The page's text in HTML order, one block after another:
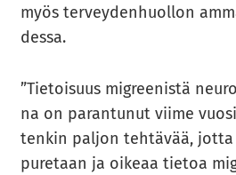
myös ter­vey­den­huol­lon
des­sa.
”Tie­toi­suus migree­nis­tä
na on pa­ran­tu­nut viime
ten­kin pal­jon teh­tä­vää, jotta
pu­re­taan ja oi­ke­aa tie­toa